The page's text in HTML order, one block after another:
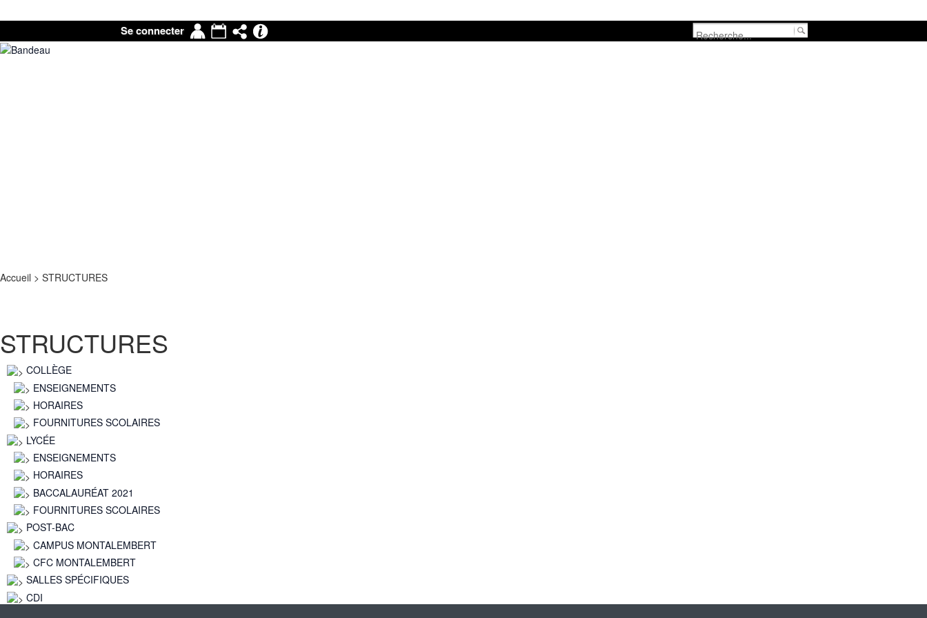
Se connecter
Mon AgendaPartage
Accueil > STRUCTURES
STRUCTURES
COLLÈGE
ENSEIGNEMENTS
HORAIRES
FOURNITURES SCOLAIRES
LYCÉE
ENSEIGNEMENTS
HORAIRES
BACCALAURÉAT 2021
FOURNITURES SCOLAIRES
POST-BAC
CAMPUS MONTALEMBERT
CFC MONTALEMBERT
SALLES SPÉCIFIQUES
CDI